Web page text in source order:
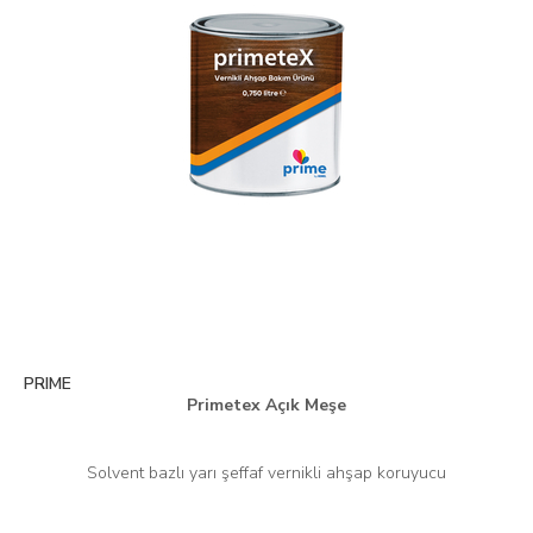
PRIME
Primetex Açık Meşe
Solvent bazlı yarı şeffaf vernikli ahşap koruyucu